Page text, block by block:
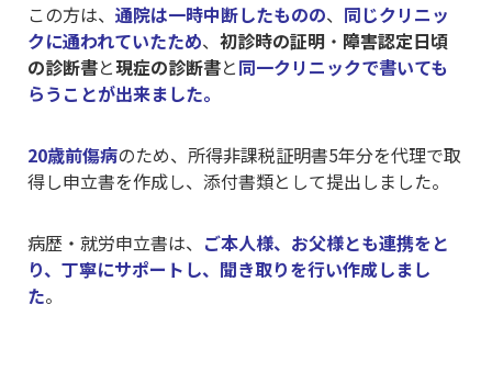
この方は、 通院は一時中断したものの、 同じクリニッ
クに通われていたため、 初診時の証明 ・ 障害認定日頃
の診断書と現症の診断書と同一クリニックで書いても
らうことが出来ました。
20歳前傷病のため、所得非課税証明書5年分を代理で取
得し申立書を作成し、添付書類として提出しました。
病歴・就労申立書は、 ご本人様、お父様とも連携をと
り、丁寧にサポートし、聞き取りを行い作成しまし
た。